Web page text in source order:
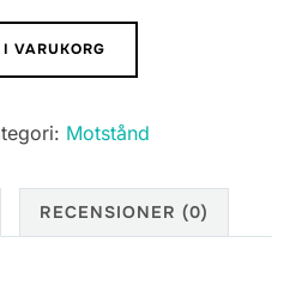
VARUKORG
Motstånd
RECENSIONER (0)